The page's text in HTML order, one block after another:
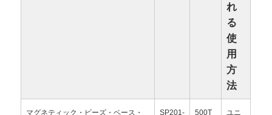
れ
る
使
用
方
法
マグネティック・ビーズ・ベース・
SP201-
500T
ユニ